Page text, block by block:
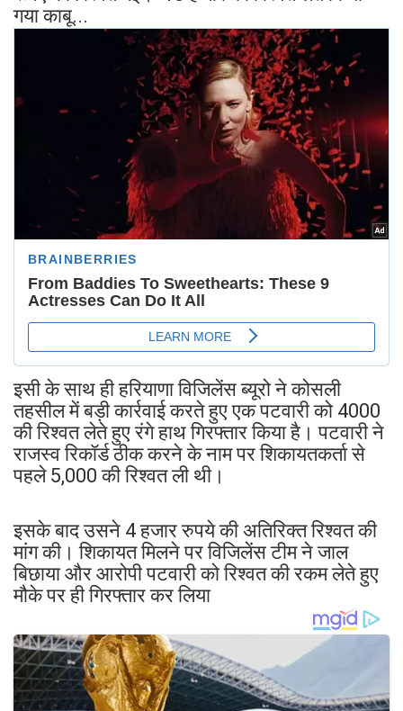
गया काबू...
इसी के साथ ही हरियाणा विजिलेंस ब्यूरो ने कोसली
तहसील में बड़ी कार्रवाई करते हुए एक पटवारी को 4000
की रिश्वत लेते हुए रंगे हाथ गिरफ्तार किया है। पटवारी ने
राजस्व रिकॉर्ड ठीक करने के नाम पर शिकायतकर्ता से
पहले 5,000 की रिश्वत ली थी।
इसके बाद उसने 4 हजार रुपये की अतिरिक्त रिश्वत की
मांग की। शिकायत मिलने पर विजिलेंस टीम ने जाल
बिछाया और आरोपी पटवारी को रिश्वत की रकम लेते हुए
मौके पर ही गिरफ्तार कर लिया